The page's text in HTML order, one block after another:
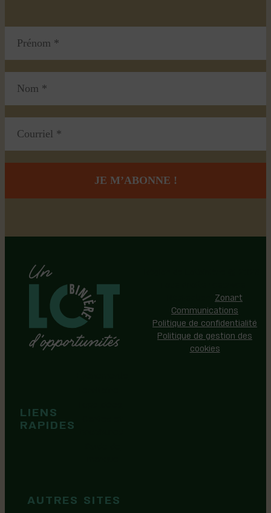
LIENS
RAPIDES
AUTRES SITES
Zonart
Communications
Politique de confidentialité
Politique de gestion des
cookies